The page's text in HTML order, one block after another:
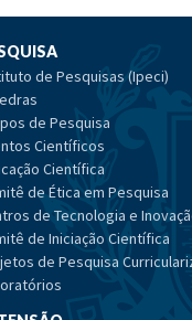
de Pesquisas (Ipeci)
de Pesquisa
Científicos
Científica
de Ética em Pesquisa
de Tecnologia e
de Iniciação Científica
de Pesquisa